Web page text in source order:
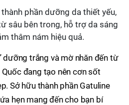
phần dưỡng da thiết yếu,
sâu bên trong, hỗ trợ da sáng
thâm nám hiệu quả.
dưỡng trắng và mờ nhăn đến từ
đang tạo nên cơn sốt
Sở hữu thành phần Gatuline
hẹn mang đến cho bạn bí